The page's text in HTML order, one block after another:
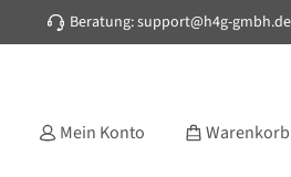
Beratung: support@h4g-gmbh.de
Mein Konto Warenkorb